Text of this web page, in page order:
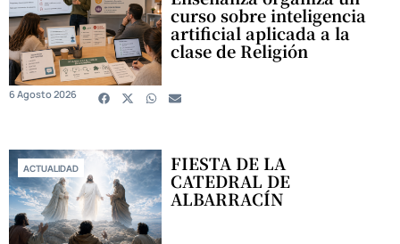
curso sobre inteligencia
artificial aplicada a la
clase de Religión
6 Agosto 2026
ACTUALIDAD FIESTA DE LA
CATEDRAL DE
ALBARRACÍN